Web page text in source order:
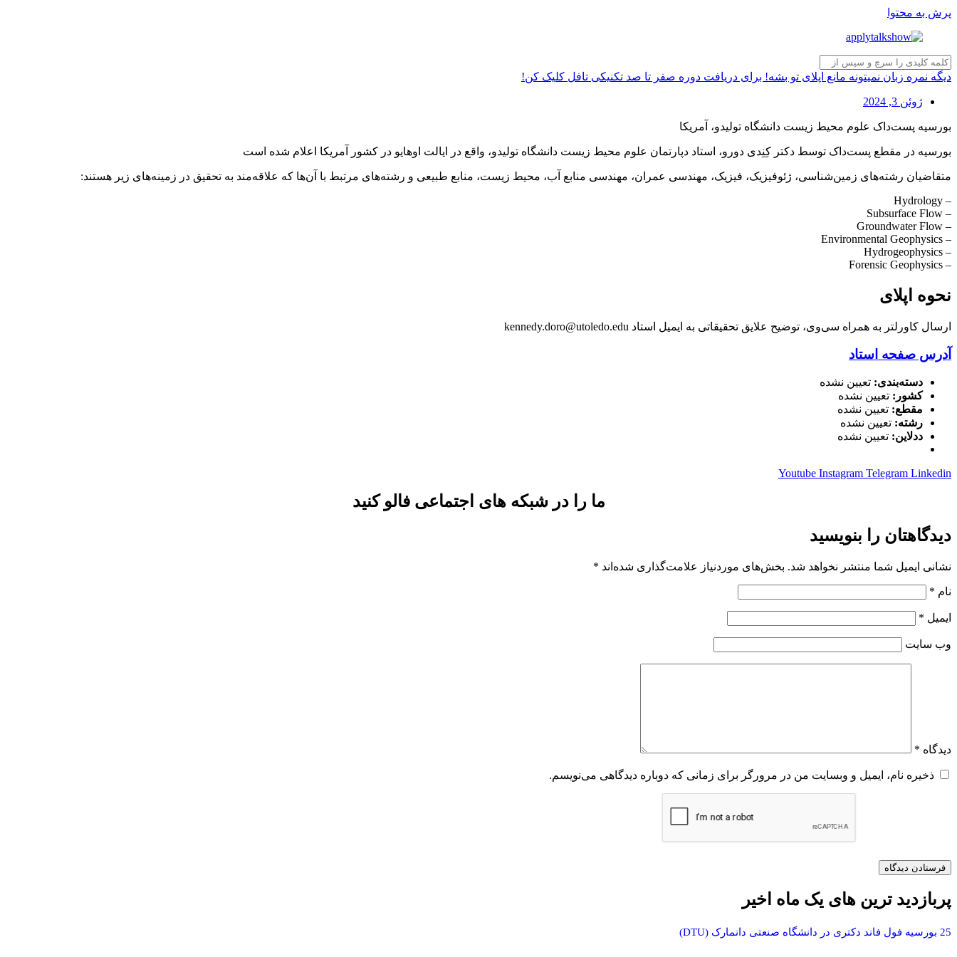
پرش به محتوا
دیگه نمره زبان نمیتونه مانع اپلای تو بشه! برای دریافت دوره صفر تا صد تکنیکی تافل کلیک کن!
ژوئن 3, 2024
بورسیه پست‌داک علوم محیط زیست دانشگاه تولیدو، آمریکا
بورسیه در مقطع پست‌داک توسط دکتر کِنِدی دورو، استاد دپارتمان علوم محیط زیست دانشگاه تولیدو، واقع در ایالت اوهایو در کشور آمریکا اعلام شده است
متقاضیان رشته‌های زمین‌شناسی، ژئوفیزیک، فیزیک، مهندسی عمران، مهندسی منابع آب، محیط زیست، منابع طبیعی و رشته‌های مرتبط با آن‌ها که علاقه‌مند به تحقیق در زمینه‌های زیر هستند:
– Hydrology
– Subsurface Flow
– Groundwater Flow
– Environmental Geophysics
– Hydrogeophysics
– Forensic Geophysics
نحوه اپلای
ارسال کاورلتر به همراه سی‌وی، توضیح علایق تحقیقاتی به ایمیل استاد kennedy.doro@utoledo.edu
آدرس صفحه استاد
دسته‌بندی: تعیین نشده
کشور: تعیین نشده
مقطع: تعیین نشده
رشته: تعیین نشده
ددلاین: تعیین نشده
Youtube Instagram Telegram Linkedin
ما را در شبکه های اجتماعی فالو کنید
دیدگاهتان را بنویسید
نشانی ایمیل شما منتشر نخواهد شد. بخش‌های موردنیاز علامت‌گذاری شده‌اند *
نام *
ایمیل *
وب‌ سایت
دیدگاه *
ذخیره نام، ایمیل و وبسایت من در مرورگر برای زمانی که دوباره دیدگاهی می‌نویسم.
پربازدید ترین های یک ماه اخیر
25 بورسیه فول فاند دکتری در دانشگاه صنعتی دانمارک (DTU)